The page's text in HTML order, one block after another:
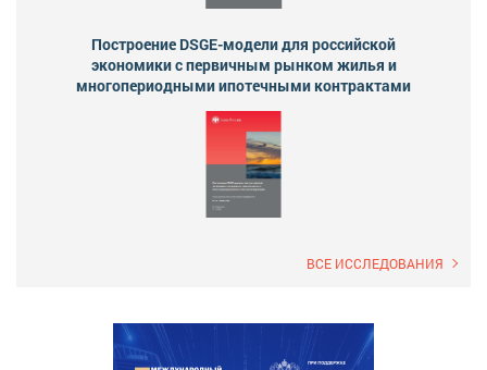
Построение DSGE-модели для российской
экономики с первичным рынком жилья и
многопериодными ипотечными контрактами
ВСЕ ИССЛЕДОВАНИЯ